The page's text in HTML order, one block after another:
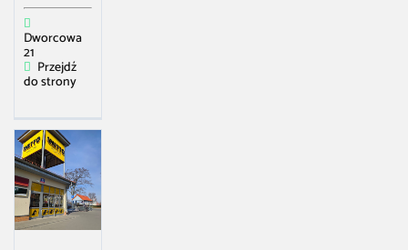
Dworcowa
21
Przejdź
do strony